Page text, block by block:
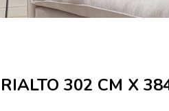
RIALTO 302 CM X